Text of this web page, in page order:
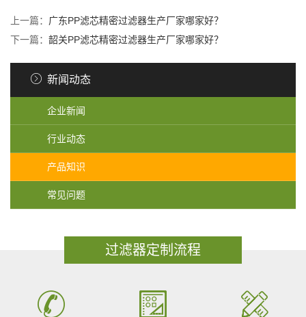
上一篇： 广东PP滤芯精密过滤器生产厂家哪家好？
下一篇： 韶关PP滤芯精密过滤器生产厂家哪家好？
新闻动态
企业新闻
行业动态
产品知识
常见问题
过滤器定制流程